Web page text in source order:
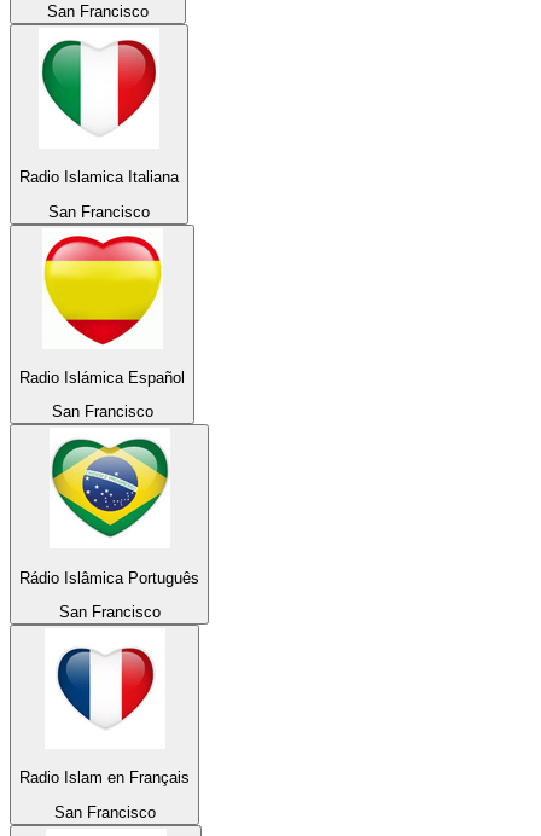
San Francisco
Radio Islamica Italiana
San Francisco
Radio Islámica Español
San Francisco
Rádio Islâmica Português
San Francisco
Radio Islam en Français
San Francisco